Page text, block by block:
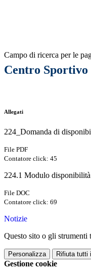
Campo di ricerca per le
Centro Sportivo
Allegati
224_Domanda di
File PDF
Contatore click: 45
224.1 Modulo
File DOC
Contatore click: 69
Notizie
Questo sito o gli strumenti
Personalizza Rifiuta tutti
Gestione cookie